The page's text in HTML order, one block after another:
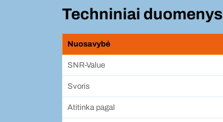
Techniniai duomenys
Nuosavybė
SNR-Value
Svoris
Atitinka pagal